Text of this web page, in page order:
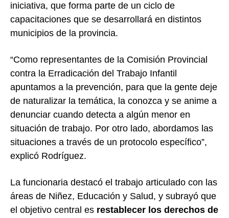
iniciativa, que forma parte de un ciclo de
capacitaciones que se desarrollará en distintos
municipios de la provincia.
“Como representantes de la Comisión Provincial
contra la Erradicación del Trabajo Infantil
apuntamos a la prevención, para que la gente deje
de naturalizar la temática, la conozca y se anime a
denunciar cuando detecta a algún menor en
situación de trabajo. Por otro lado, abordamos las
situaciones a través de un protocolo específico”,
explicó Rodríguez.
La funcionaria destacó el trabajo articulado con las
áreas de Niñez, Educación y Salud, y subrayó que
el objetivo central es restablecer los derechos de